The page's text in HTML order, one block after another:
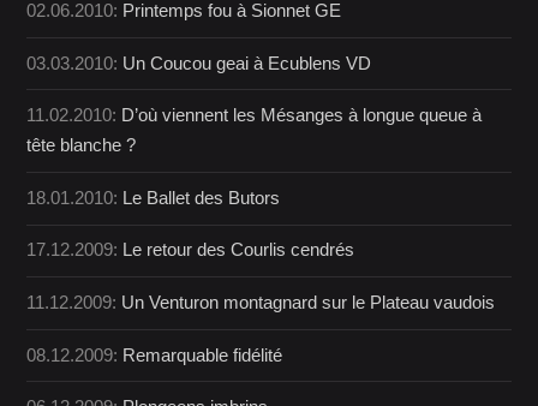
02.06.2010: Printemps fou à Sionnet GE
03.03.2010: Un Coucou geai à Ecublens VD
11.02.2010: D’où viennent les Mésanges à longue queue à
tête blanche ?
18.01.2010: Le Ballet des Butors
17.12.2009: Le retour des Courlis cendrés
11.12.2009: Un Venturon montagnard sur le Plateau vaudois
08.12.2009: Remarquable fidélité